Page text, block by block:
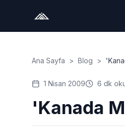
Ana Sayfa > Blog >
1 Nisan 2009 6 dk
'Kanada